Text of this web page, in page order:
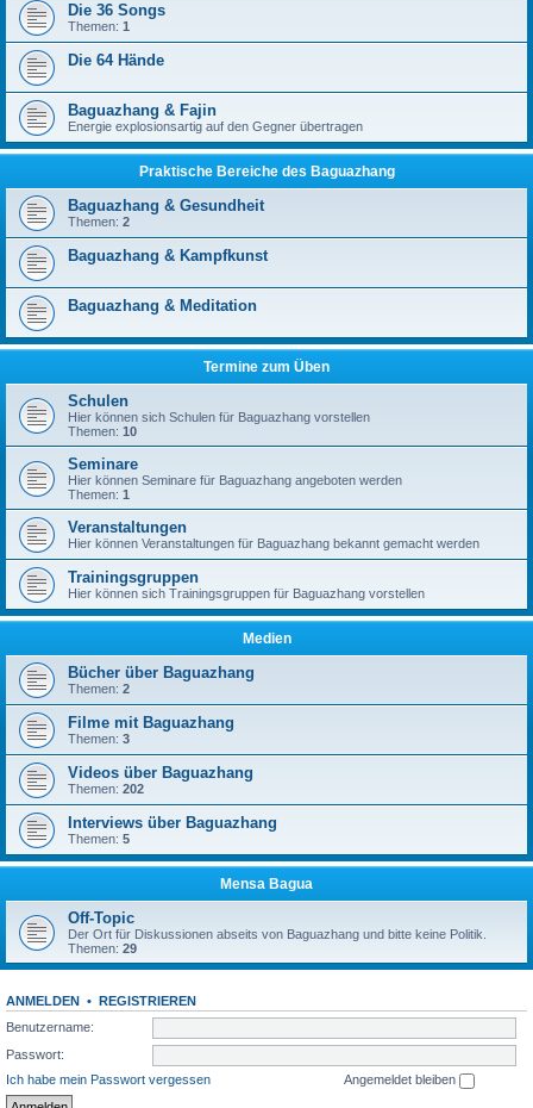
Die 36 Songs
Themen: 1
Die 64 Hände
Baguazhang & Fajin
Energie explosionsartig auf den Gegner übertragen
Praktische Bereiche des Baguazhang
Baguazhang & Gesundheit
Themen: 2
Baguazhang & Kampfkunst
Baguazhang & Meditation
Termine zum Üben
Schulen
Hier können sich Schulen für Baguazhang vorstellen
Themen: 10
Seminare
Hier können Seminare für Baguazhang angeboten werden
Themen: 1
Veranstaltungen
Hier können Veranstaltungen für Baguazhang bekannt gemacht werden
Trainingsgruppen
Hier können sich Trainingsgruppen für Baguazhang vorstellen
Medien
Bücher über Baguazhang
Themen: 2
Filme mit Baguazhang
Themen: 3
Videos über Baguazhang
Themen: 202
Interviews über Baguazhang
Themen: 5
Mensa Bagua
Off-Topic
Der Ort für Diskussionen abseits von Baguazhang und bitte keine Politik.
Themen: 29
ANMELDEN • REGISTRIEREN
Benutzername:
Passwort:
Ich habe mein Passwort vergessen
Angemeldet bleiben